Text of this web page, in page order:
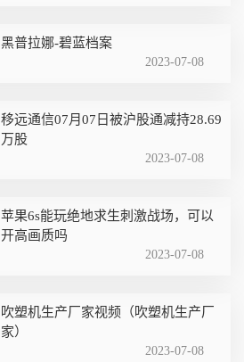
黑普拉娜-碧蓝档案
2023-07-08
移远通信07月07日被沪股通减持28.69
万股
2023-07-08
苹果6s能玩绝地求生刺激战场，可以
开高画质吗
2023-07-08
吹塑机生产厂家视频（吹塑机生产厂
家）
2023-07-08